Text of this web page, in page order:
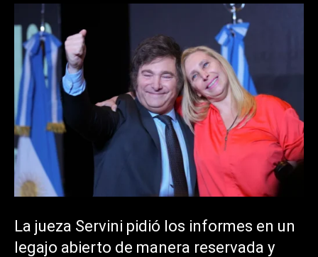
La jueza Servini pidió los informes en un
legajo abierto de manera reservada y